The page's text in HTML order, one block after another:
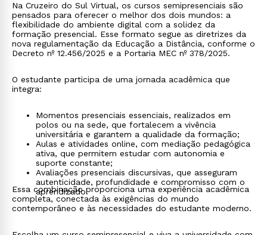
Na Cruzeiro do Sul Virtual, os cursos semipresenciais são
pensados para oferecer o melhor dos dois mundos: a
flexibilidade do ambiente digital com a solidez da
formação presencial. Esse formato segue as diretrizes da
nova regulamentação da Educação a Distância, conforme o
Decreto nº 12.456/2025 e a Portaria MEC nº 378/2025.
O estudante participa de uma jornada acadêmica que
integra:
Momentos presenciais essenciais, realizados em
polos ou na sede, que fortalecem a vivência
universitária e garantem a qualidade da formação;
Aulas e atividades online, com mediação pedagógica
ativa, que permitem estudar com autonomia e
suporte constante;
Avaliações presenciais discursivas, que asseguram
autenticidade, profundidade e compromisso com o
aprendizado.
Essa combinação proporciona uma experiência acadêmica
completa, conectada às exigências do mundo
contemporâneo e às necessidades do estudante moderno.